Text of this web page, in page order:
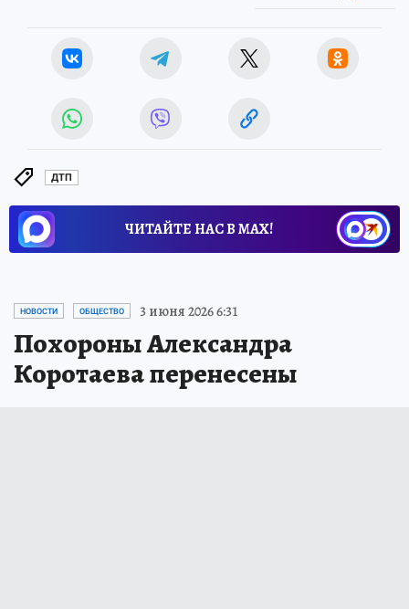
ДТП
ЧИТАЙТЕ НАС В МАХ!
НОВОСТИ ОБЩЕСТВО 3 июня 2026 6:31
Похороны Александра
Коротаева перенесены